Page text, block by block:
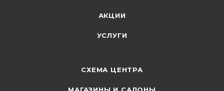
АКЦИИ
УСЛУГИ
СХЕМА ЦЕНТРА